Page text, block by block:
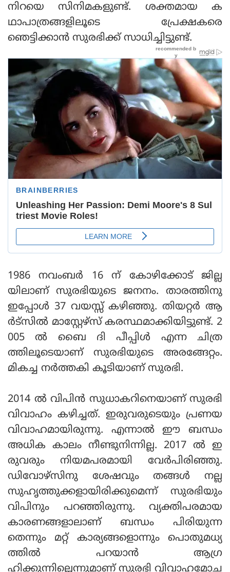
നിറയെ സിനിമകളുണ്ട്. ശക്തമായ ക
ഥാപാത്രങ്ങളിലൂടെ പ്രേക്ഷകരെ
ഞെട്ടിക്കാന്‍ സുരഭിക്ക് സാധിച്ചിട്ടുണ്ട്.
1986 നവംബര്‍ 16 ന് കോഴിക്കോട് ജില്ല
യിലാണ് സുരഭിയുടെ ജനനം. താരത്തിനു
ഇപ്പോള്‍ 37 വയസ്സ് കഴിഞ്ഞു. തിയറ്റര്‍ ആ
ര്‍ട്‌സില്‍ മാസ്റ്റേഴ്‌സ് കരസ്ഥമാക്കിയിട്ടുണ്ട്. 2
005 ല്‍ ബൈ ദി പീപ്പിള്‍ എന്ന ചിത്ര
ത്തിലൂടെയാണ് സുരഭിയുടെ അരങ്ങേറ്റം.
മികച്ച നര്‍ത്തകി കൂടിയാണ് സുരഭി.
2014 ല്‍ വിപിന്‍ സുധാകറിനെയാണ് സുരഭി
വിവാഹം കഴിച്ചത്. ഇരുവരുടെയും പ്രണയ
വിവാഹമായിരുന്നു. എന്നാല്‍ ഈ ബന്ധം
അധിക കാലം നീണ്ടുനിന്നില്ല. 2017 ല്‍ ഇ
രുവരും നിയമപരമായി വേര്‍പിരിഞ്ഞു.
ഡിവോഴ്‌സിനു ശേഷവും തങ്ങള്‍ നല്ല
സുഹൃത്തുക്കളായിരിക്കുമെന്ന് സുരഭിയും
വിപിനും പറഞ്ഞിരുന്നു. വ്യക്തിപരമായ
കാരണങ്ങളാലാണ് ബന്ധം പിരിയുന്ന
തെന്നും മറ്റ് കാര്യങ്ങളൊന്നും പൊതുമധ്യ
ത്തില്‍ പറയാന്‍ ആഗ്ര
ഹിക്കുന്നില്ലെന്നുമാണ് സുരഭി വിവാഹമോച